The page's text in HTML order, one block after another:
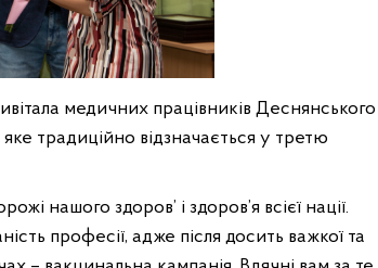
медичних працівників Деснянського
яке традиційно відзначається у третю
нашого здоров’ і здоров’я всієї нації.
професії, адже після досить важкої та